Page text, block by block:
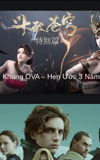
OVA – Hẹn Ước 3 Năm